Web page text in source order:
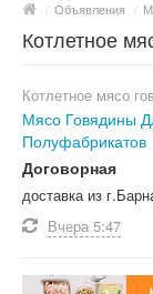
/ Объявления /
Котлетное
Котлетное мясо
Мясо Говядины
Полуфабрикатов
Договорная
доставка из
Вчера 5:47